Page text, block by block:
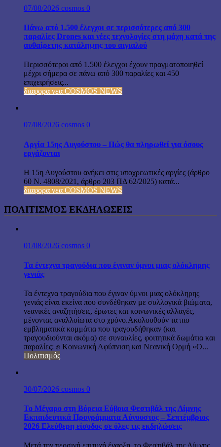
07/08/2026 cosmos 0
Πάνω από 1.500 έλεγχοι σε περισσότερες από 300
παραλίες Drones και νέες τεχνολογίες στη μάχη κατά της
αυθαίρετης κατάληψης του αιγιαλού
Περισσότεροι από 1.500 έλεγχοι έχουν πραγματοποιηθεί
μέχρι σήμερα σε πάνω από 300 παραλίες και 450
επιχειρήσεις...
διαφορα νεα COSMOS NEWS
07/08/2026 cosmos 0
Αργία 15ης Αυγούστου – Πώς θα πληρωθεί για όσους
εργάζονται
Η 15η Αυγούστου ανήκει στις υποχρεωτικές αργίες (άρθρο
60 Ν. 4808/2021, άρθρο 203 ΠΔ 62/2025) κατά...
διαφορα νεα COSMOS NEWS
ΠΟΛΙΤΙΣΜΟΣ ΕΚΔΗΛΩΣΕΙΣ
01/08/2026 cosmos 0
Τα έντεχνα τραγούδια που έγιναν ύμνοι μιας ολόκληρης
γενιάς
Τα έντεχνα τραγούδια που έγιναν ύμνοι μιας ολόκληρης
γενιάς είναι εκείνα που συνδέθηκαν με συλλογικά βιώματα,
νεανικές αναζητήσεις, έρωτες και κοινωνικές αλλαγές,
μένοντας αναλλοίωτα στο χρόνο.Ακολουθούν τα πιο
εμβληματικά κομμάτια που τραγουδήθηκαν (και
τραγουδιούνται ακόμα) σε συναυλίες, φοιτητικά δωμάτια και
παραλίες: ✊ Κοινωνική Αφύπνιση και Νεανική Ορμή «Ο...
Πολιτισμός
30/07/2026 cosmos 0
Το Μέγαρο στη Βόρεια Εύβοια Φεστιβάλ της Λίμνης
Εκπαιδευτικά Προγράμματα Αύγουστος – Σεπτέμβριος
2026 Ελεύθερη είσοδος σε όλες τις εκδηλώσεις